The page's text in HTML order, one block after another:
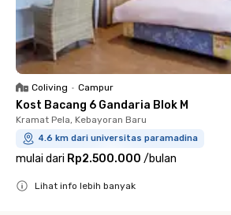
Coliving • Campur
Kost Bacang 6 Gandaria Blok M
Kramat Pela, Kebayoran Baru
4.6 km dari universitas paramadina
mulai dari Rp2.500.000 /bulan
Lihat info lebih banyak